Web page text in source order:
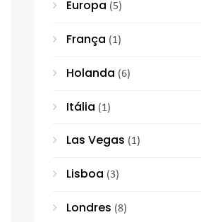
Europa (5)
França (1)
Holanda (6)
Itália (1)
Las Vegas (1)
Lisboa (3)
Londres (8)